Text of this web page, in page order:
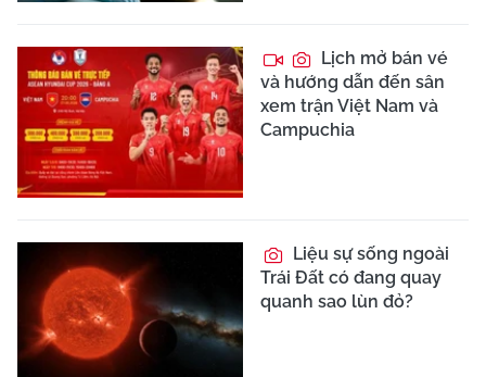
Lịch mở bán vé
và hướng dẫn đến sân
xem trận Việt Nam và
Campuchia
Liệu sự sống ngoài
Trái Đất có đang quay
quanh sao lùn đỏ?